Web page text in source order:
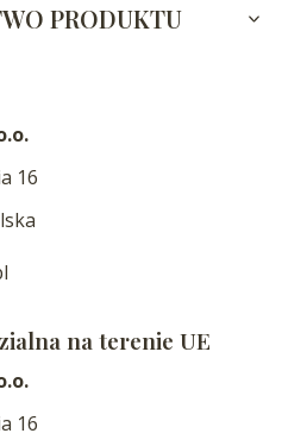
PRODUKTU
16
na terenie UE
16